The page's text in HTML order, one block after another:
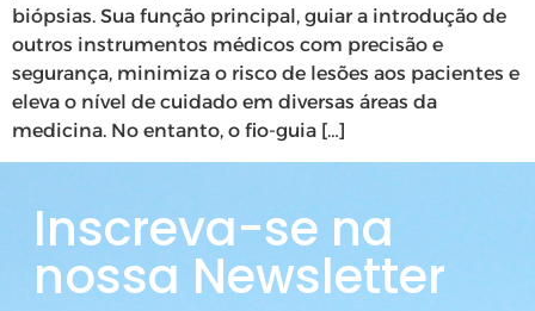
biópsias. Sua função principal, guiar a introdução de
outros instrumentos médicos com precisão e
segurança, minimiza o risco de lesões aos pacientes e
eleva o nível de cuidado em diversas áreas da
medicina. No entanto, o fio-guia […]
Inscreva-se na
nossa Newsletter